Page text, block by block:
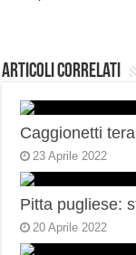
Articoli correlati
Caggionetti
23 Aprile 2022
Pitta pugliese:
20 Aprile 2022